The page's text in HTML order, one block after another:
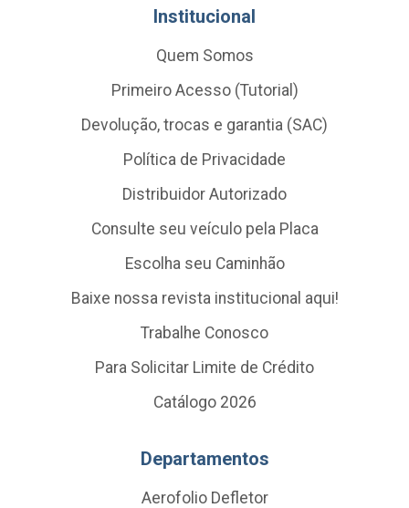
Institucional
Quem Somos
Primeiro Acesso (Tutorial)
Devolução, trocas e garantia (SAC)
Política de Privacidade
Distribuidor Autorizado
Consulte seu veículo pela Placa
Escolha seu Caminhão
Baixe nossa revista institucional aqui!
Trabalhe Conosco
Para Solicitar Limite de Crédito
Catálogo 2026
Departamentos
Aerofolio Defletor